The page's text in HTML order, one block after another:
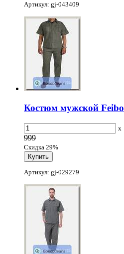
Артикул: gj-043409
Костюм мужской
x
999
Скидка 29%
Артикул: gj-029279